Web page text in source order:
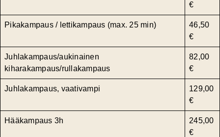
€
Pikakampaus / lettikampaus (max. 25 min)
46,50
€
Juhlakampaus/aukinainen
kiharakampaus/rullakampaus
82,00
€
Juhlakampaus, vaativampi
129,00
€
Hääkampaus 3h
245,00
€